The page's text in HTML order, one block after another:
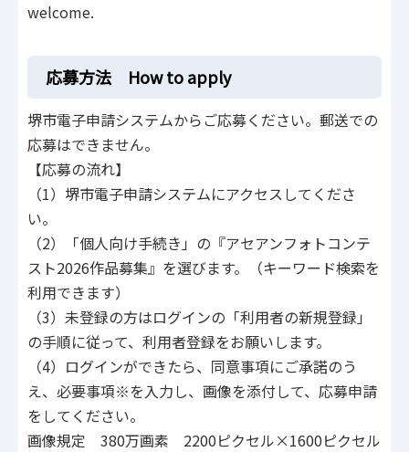
welcome.
応募方法 How to apply
堺市電子申請システムからご応募ください。郵送での
応募はできません。
【応募の流れ】
（1）堺市電子申請システムにアクセスしてくださ
い。
（2）「個人向け手続き」の『アセアンフォトコンテ
スト2026作品募集』を選びます。（キーワード検索を
利用できます）
（3）未登録の方はログインの「利用者の新規登録」
の手順に従って、利用者登録をお願いします。
（4）ログインができたら、同意事項にご承諾のう
え、必要事項※を入力し、画像を添付して、応募申請
をしてください。
画像規定 380万画素 2200ピクセル×1600ピクセル